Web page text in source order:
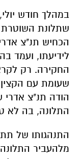
במהלך חודש
שתלונת השוטרת
הכחיש תנ"צ
לידיעתו, ועמד
החקירה. רק
שעומת עם
הודה תנ"צ אדרי
התלונה, בה לא
התנהגותו של תת
מלהעביר התלונה